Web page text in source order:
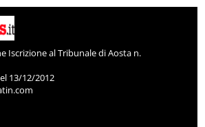
Iscrizione al Tribunale di Aosta n.
13/12/2012